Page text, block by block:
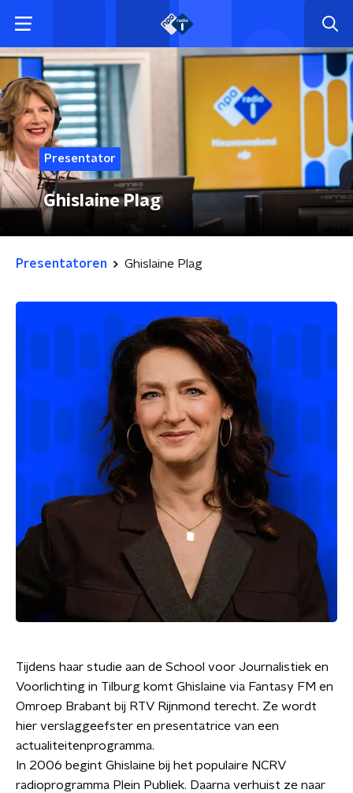
Presentator
Ghislaine Plag
Presentatoren Ghislaine Plag
Tijdens haar studie aan de School voor Journalistiek en
Voorlichting in Tilburg komt Ghislaine via Fantasy FM en
Omroep Brabant bij RTV Rijnmond terecht. Ze wordt
hier verslaggeefster en presentatrice van een
actualiteitenprogramma.
In 2006 begint Ghislaine bij het populaire NCRV
radioprogramma Plein Publiek. Daarna verhuist ze naar